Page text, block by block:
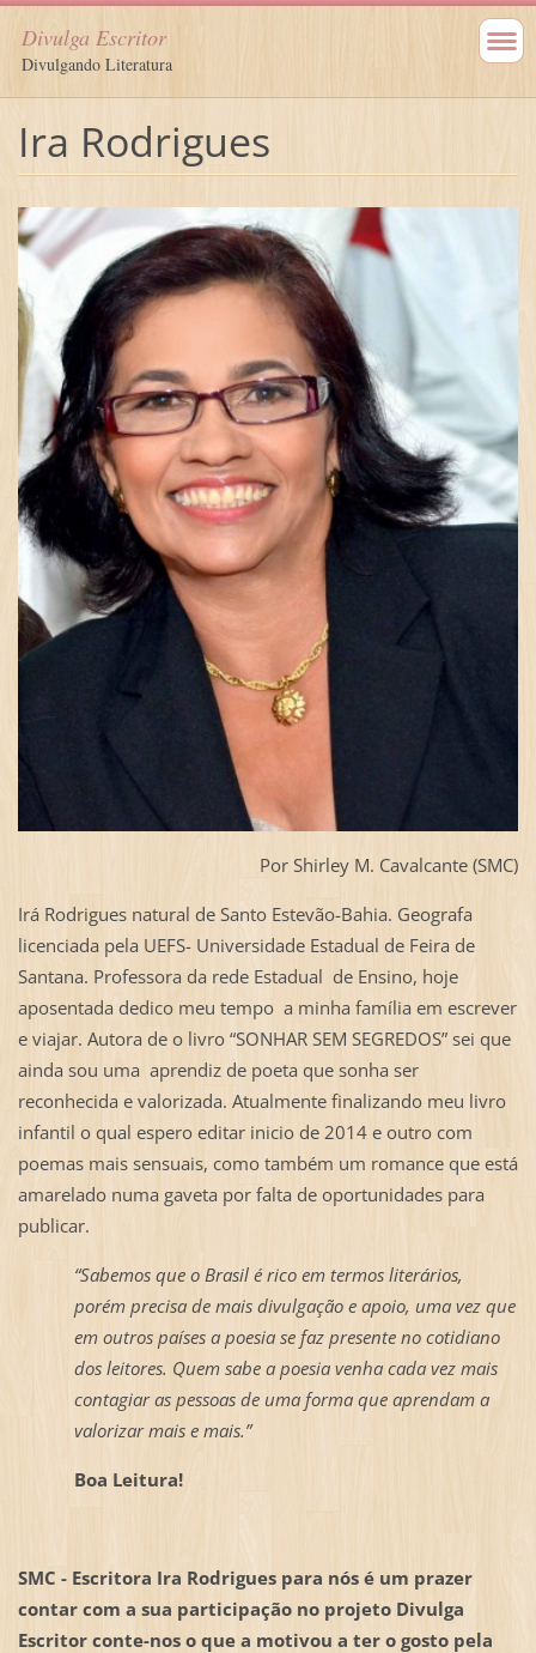
Divulga Escritor
Divulgando Literatura
Ira Rodrigues
Por Shirley M. Cavalcante (SMC)
Irá Rodrigues natural de Santo Estevão-Bahia. Geografa
licenciada pela UEFS- Universidade Estadual de Feira de
Santana. Professora da rede Estadual de Ensino, hoje
aposentada dedico meu tempo a minha família em escrever
e viajar. Autora de o livro “SONHAR SEM SEGREDOS” sei que
ainda sou uma aprendiz de poeta que sonha ser
reconhecida e valorizada. Atualmente finalizando meu livro
infantil o qual espero editar inicio de 2014 e outro com
poemas mais sensuais, como também um romance que está
amarelado numa gaveta por falta de oportunidades para
publicar.
“Sabemos que o Brasil é rico em termos literários,
porém precisa de mais divulgação e apoio, uma vez que
em outros países a poesia se faz presente no cotidiano
dos leitores. Quem sabe a poesia venha cada vez mais
contagiar as pessoas de uma forma que aprendam a
valorizar mais e mais.”
Boa Leitura!
SMC - Escritora Ira Rodrigues para nós é um prazer
contar com a sua participação no projeto Divulga
Escritor conte-nos o que a motivou a ter o gosto pela